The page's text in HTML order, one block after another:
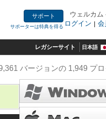
サポート
サポーターは特典を得る
ウェルカム
ログイン | 会
レガシーサイト 日本語
バージョンの 1,949 プ